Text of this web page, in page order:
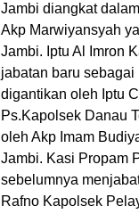
Jambi diangkat
Akp Marwiyansyah
Jambi. Iptu Al Imron
jabatan baru
digantikan oleh Iptu
Ps.Kapolsek Danau
oleh Akp Imam
Jambi. Kasi Propam
sebelumnya
Rafno Kapolsek